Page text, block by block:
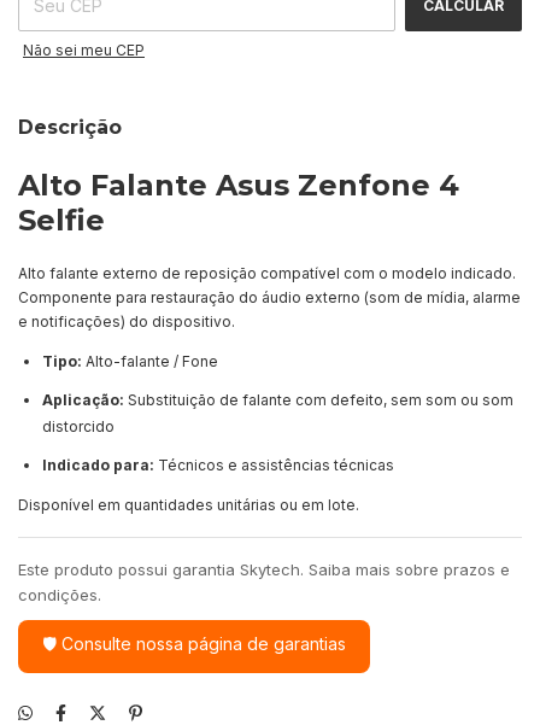
CALCULAR
Não sei meu CEP
Descrição
Alto Falante Asus Zenfone 4
Selfie
Alto falante externo de reposição compatível com o modelo indicado.
Componente para restauração do áudio externo (som de mídia, alarme
e notificações) do dispositivo.
Tipo: Alto-falante / Fone
Aplicação: Substituição de falante com defeito, sem som ou som
distorcido
Indicado para: Técnicos e assistências técnicas
Disponível em quantidades unitárias ou em lote.
Este produto possui garantia Skytech. Saiba mais sobre prazos e
condições.
🛡 Consulte nossa página de garantias